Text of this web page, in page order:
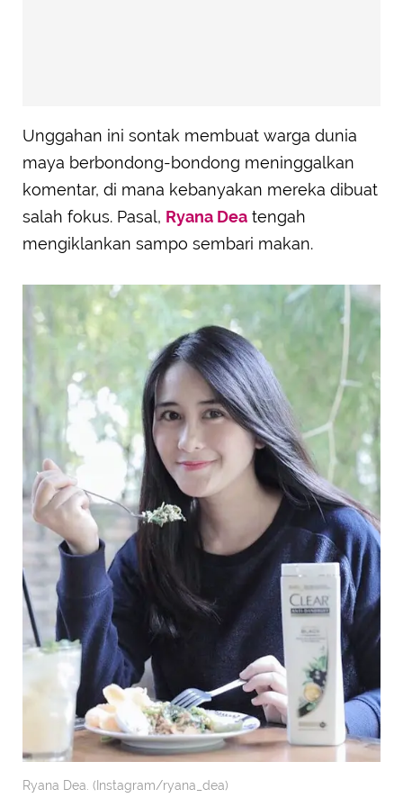
Unggahan ini sontak membuat warga dunia
maya berbondong-bondong meninggalkan
komentar, di mana kebanyakan mereka dibuat
salah fokus. Pasal, Ryana Dea tengah
mengiklankan sampo sembari makan.
Ryana Dea. (Instagram/ryana_dea)